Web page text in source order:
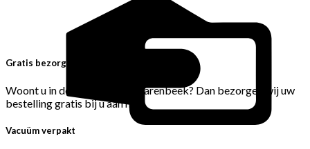
Gratis bezorgen
Woont u in de Gemeente Hilvarenbeek? Dan bezorgen wij uw
bestelling gratis bij u aan huis.
Vacuüm verpakt